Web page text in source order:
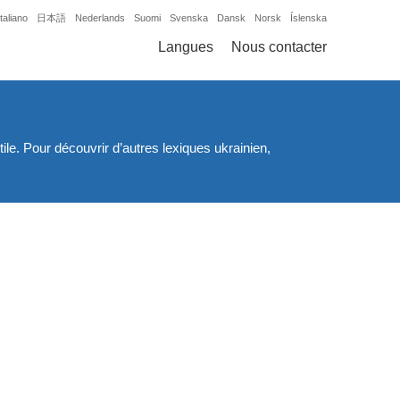
日本語 Nederlands Suomi Svenska Dansk Norsk Íslenska
Langues Nous contacter
Pour découvrir d’autres lexiques ukrainien,